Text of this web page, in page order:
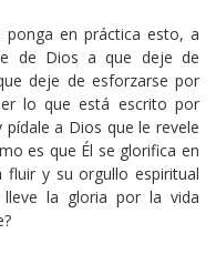
ponga en práctica esto, a
de Dios a que deje de
deje de esforzarse por
lo que está escrito por
a Dios que le revele
es que Él se glorifica en
fluir y su orgullo espiritual
la gloria por la vida